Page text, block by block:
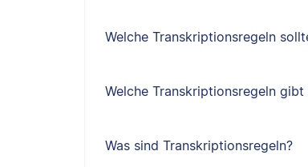
Welche Transkriptionsregeln
Welche Transkriptionsregeln gibt
Was sind Transkriptionsregeln?